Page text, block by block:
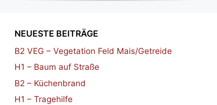
NEUESTE BEITRÄGE
B2 VEG – Vegetation Feld Mais/Getreide
H1 – Baum auf Straße
B2 – Küchenbrand
H1 – Tragehilfe